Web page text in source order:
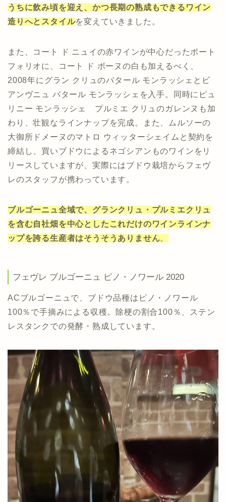
うちに飲み頃を迎え、かつ長期の熟成もできるワイン
造りへとスタイルを変えていきました。
また、コート ド ニュイの赤ワインが中心だったポート
フォリオに、コート ド ボーヌの白も加えるべく、
2008年にグラン クリュのバタール モンラッシェとビ
アンヴニュ バタール モンラッシェを入手。同時にピュ
リニー モンラッシェ プルミエ クリュのガレンヌも加
わり、壮観なラインナップを完成。また、ムルソーの
大御所ドメーヌのマトロ ウィッターシェイムと契約を
締結し、買いブドウによるネゴシアンものワインをリ
リースしていますが、実際にはブドウ栽培からフェヴ
レのスタッフが携わっています。
ブルゴーニュ全域で、グランクリュ・プルミエクリュ
を含む自社畑を中心としたこれだけのワインラインナ
ップを誇る生産者はそうそうありません。
フェヴレ ブルゴーニュ ピノ・ノワール 2020
ACブルゴーニュで、ブドウ品種はピノ・ノワール
100％で手摘みによる収穫。除梗の割合100％、ステン
レスタンクでの発酵・熟成しています。